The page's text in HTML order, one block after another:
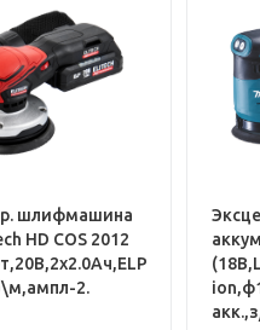
шлифовальная
легкоочищаемый
шлифмашина
HD COS 2012
2.